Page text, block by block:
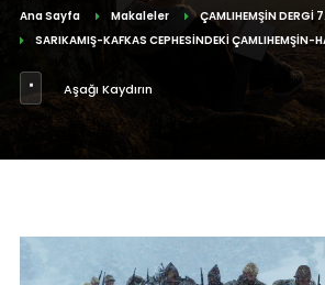
Ana Sayfa Makaleler
ÇAMLIHEMŞİN DERGİ
SARIKAMIŞ-KAFKAS CEPHESİNDEKİ ÇAMLIHEMŞİN-
Aşağı Kaydırın